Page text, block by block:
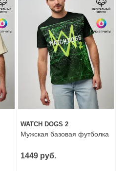
WATCH DOGS 2
Мужская базовая футболка
1449 руб.